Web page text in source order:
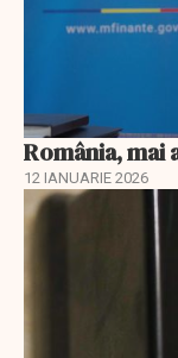
România, mai
12 IANUARIE 2026
EXCLUSIV